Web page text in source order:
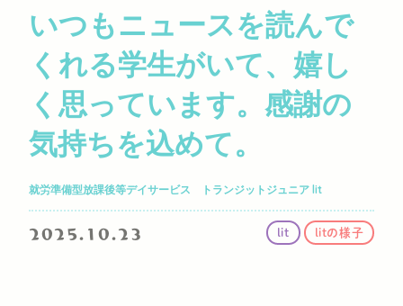
いつもニュースを読んで
くれる学生がいて、嬉し
く思っています。感謝の
気持ちを込めて。
就労準備型放課後等デイサービス トランジットジュニア lit
2025.10.23 lit litの様子